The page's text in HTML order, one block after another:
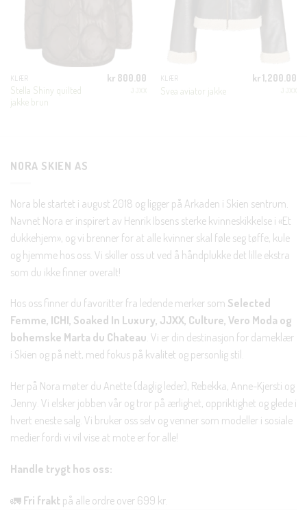
KLÆR
Stella Shiny quilted
jakke brun
kr 800.00 KLÆR
Svea aviator jakke
kr1,200.00
NORA SKIEN AS
Nora ble startet i august 2018 og ligger på Arkaden i Skien sentrum.
Navnet Nora er inspirert av Henrik Ibsens sterke kvinneskikkelse i «Et
dukkehjem», og vi brenner for at alle kvinner skal føle seg tøffe, kule
og hjemme hos oss. Vi skiller oss ut ved å håndplukke det lille ekstra
som du ikke finner overalt!
Hos oss finner du favoritter fra ledende merker som Selected
Femme, ICHI, Soaked In Luxury, JJXX, Culture, Vero Moda og
bohemske Marta du Chateau. Vi er din destinasjon for dameklær
i Skien og på nett, med fokus på kvalitet og personlig stil.
Her på Nora møter du Anette (daglig leder), Rebekka, Anne-Kjersti og
Jenny. Vi elsker jobben vår og tror på ærlighet, oppriktighet og glede i
hvert eneste salg. Vi bruker oss selv og venner som modeller i sosiale
medier fordi vi vil vise at mote er for alle!
Handle trygt hos oss:
🚛 Fri frakt på alle ordre over 699 kr.
Bli en del av Nora-familien i dag. Som medlem får du 10%
JA, HENT MIN RABATTKODE!